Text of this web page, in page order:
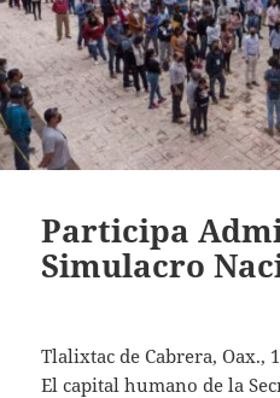
Participa
Simulacro
Tlalixtac de Cabrera, Oax.,
El capital humano de la